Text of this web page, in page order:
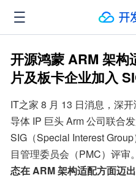
开源鸿蒙 ARM 架构
片及板卡企业加入
IT之家 8 月 13 日消息，深
导体 IP 巨头 Arm 公司联合
SIG（Special Interest
目管理委员会（PMC）评审
态在 ARM 架构适配方面迈